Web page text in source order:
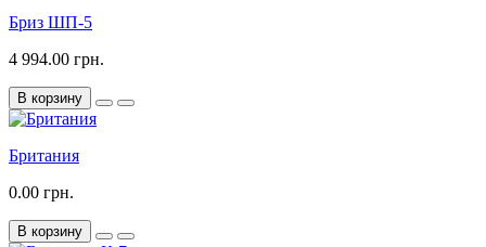
Бриз ШП-5
4 994.00 грн.
В корзину
Британия
0.00 грн.
В корзину